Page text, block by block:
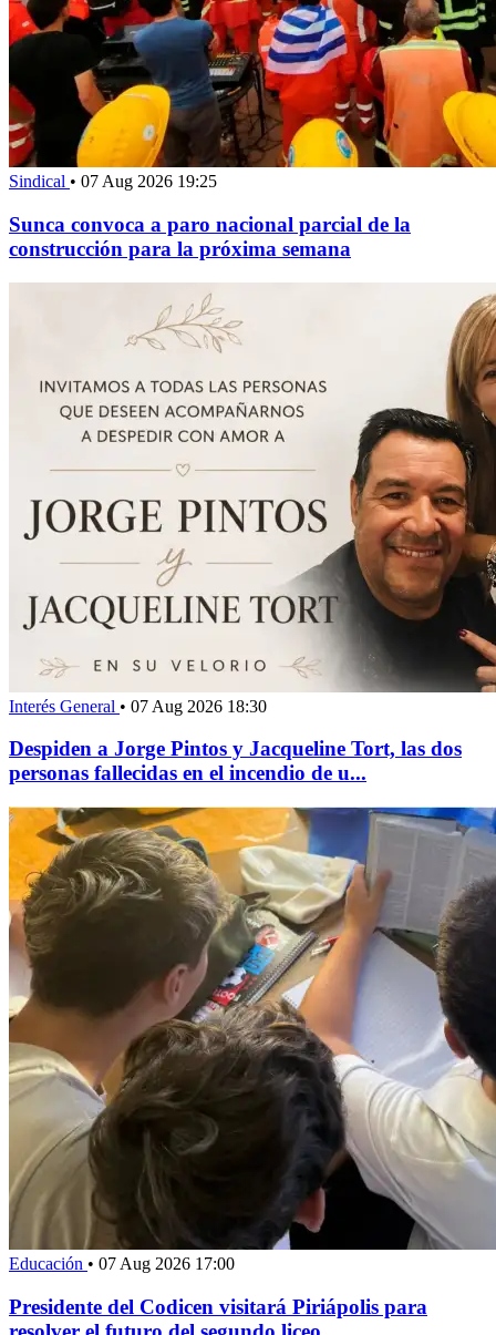
Sindical • 07 Aug 2026 19:25
Sunca convoca a paro nacional parcial de la
construcción para la próxima semana
Interés General • 07 Aug 2026 18:30
Despiden a Jorge Pintos y Jacqueline Tort, las dos
personas fallecidas en el incendio de u...
Educación • 07 Aug 2026 17:00
Presidente del Codicen visitará Piriápolis para